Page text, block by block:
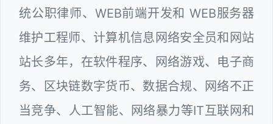
统公职律师、WEB前端开发和 WEB服务器
维护工程师、计算机信息网络安全员和网站
站长多年，在软件程序、网络游戏、电子商
务、区块链数字货币、数据合规、网络不正
当竞争、人工智能、网络暴力等IT互联网和